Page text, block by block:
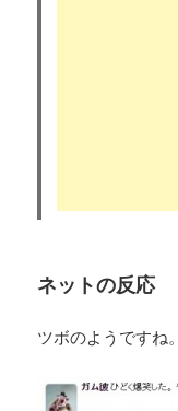
ネットの反応
ツボのようですね